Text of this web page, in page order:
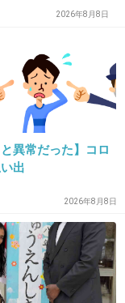
の？
-6
2026年8月8日
と異常だった】コロ
出
2026年8月8日